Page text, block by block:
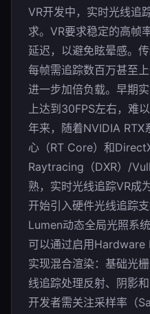
VR开发中，实时光线追
求。VR要求稳定的高帧
延迟，以避免眩晕感。
每帧需追踪数百万甚至
进一步加倍负载。早期
上达到30FPS左右，难
年来，随着NVIDIA RTX
心（RT Core）和
Raytracing（DXR）/
熟，实时光线追踪VR成
开始引入硬件光线追踪
Lumen动态全局光照系
可以通过启用Hardware
实现混合渲染：基础光
线追踪处理反射、阴影
开发者需关注采样率（